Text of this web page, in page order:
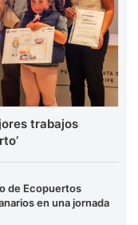
trabajos
de Ecopuertos
en una jornada